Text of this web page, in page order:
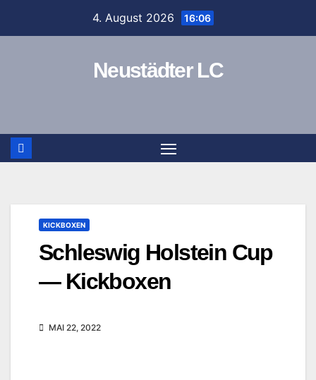
4. August 2026 16:06
Neustädter LC
KICKBOXEN
Schleswig Holstein Cup
— Kickboxen
MAI 22, 2022